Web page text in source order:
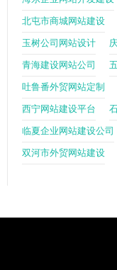
北屯市商城网站建设
玉树公司网站设计
青海建设网站公司
吐鲁番外贸网站定制
西宁网站建设平台
临夏企业网站建设公司
双河市外贸网站建设